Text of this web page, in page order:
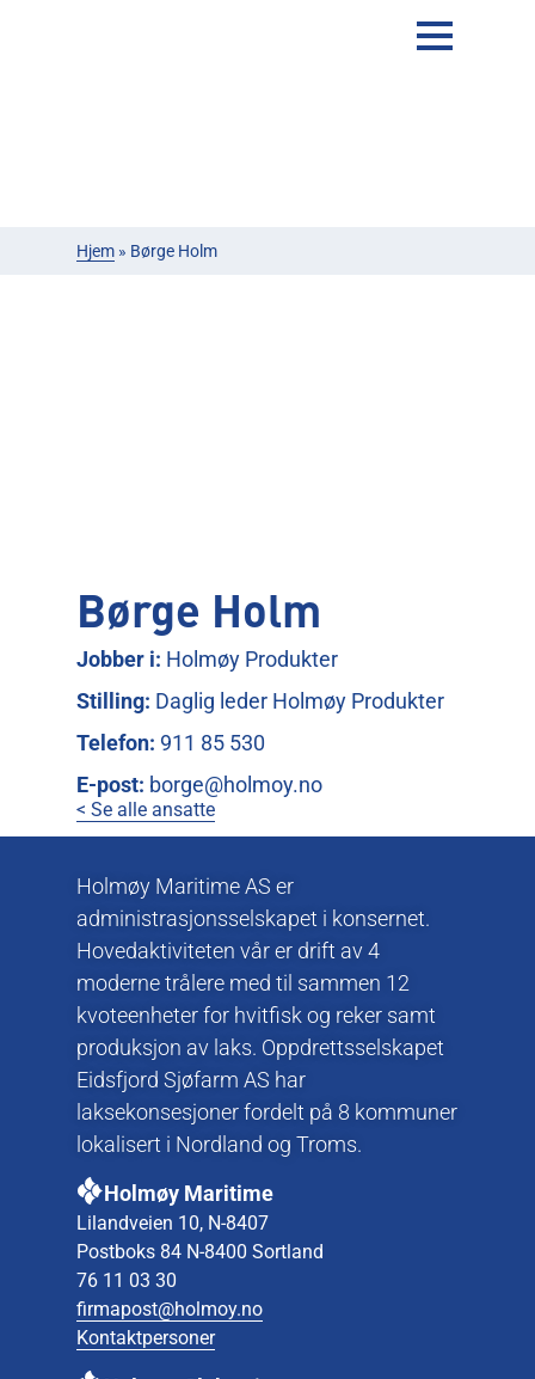
Hjem » Børge Holm
Børge Holm
Jobber i: Holmøy Produkter
Stilling: Daglig leder Holmøy Produkter
Telefon: 911 85 530
E-post: borge@holmoy.no
< Se alle ansatte
Holmøy Maritime AS er
administrasjonsselskapet i konsernet.
Hovedaktiviteten vår er drift av 4
moderne trålere med til sammen 12
kvoteenheter for hvitfisk og reker samt
produksjon av laks. Oppdrettsselskapet
Eidsfjord Sjøfarm AS har
laksekonsesjoner fordelt på 8 kommuner
lokalisert i Nordland og Troms.
Holmøy Maritime
Lilandveien 10, N-8407
Postboks 84 N-8400 Sortland
76 11 03 30
firmapost@holmoy.no
Kontaktpersoner